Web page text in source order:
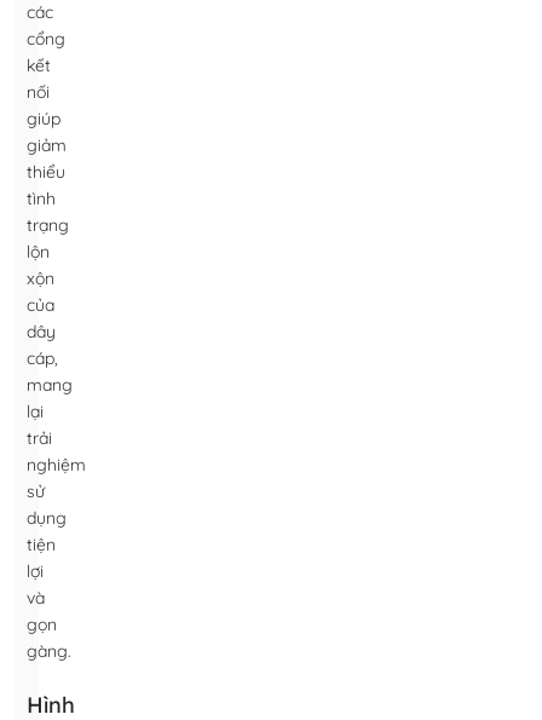
các
cổng
kết
nối
giúp
giảm
thiểu
tình
trạng
lộn
xộn
của
dây
cáp,
mang
lại
trải
nghiệm
sử
dụng
tiện
lợi
và
gọn
gàng.
Hình